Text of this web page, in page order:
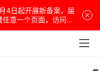
4日起开展新备案，届
意一个页面，访问网